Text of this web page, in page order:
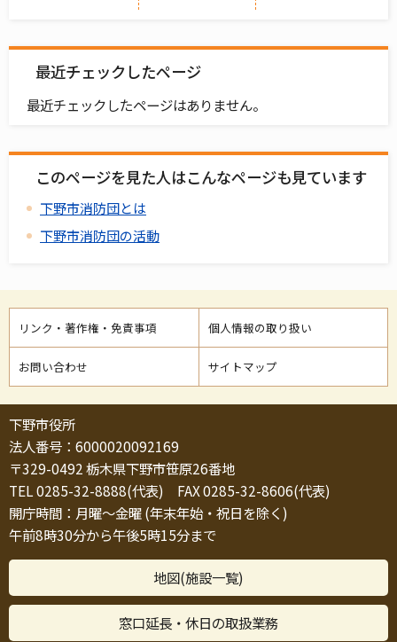
最近チェックしたページ
最近チェックしたページはありません。
このページを見た人はこんなページも見ています
下野市消防団とは
下野市消防団の活動
リンク・著作権・免責事項 個人情報の取り扱い
お問い合わせ サイトマップ
下野市役所
法人番号：6000020092169
〒329-0492 栃木県下野市笹原26番地
TEL 0285-32-8888(代表) FAX 0285-32-8606(代表)
開庁時間：月曜～金曜 (年末年始・祝日を除く)
午前8時30分から午後5時15分まで
地図(施設一覧)
窓口延長・休日の取扱業務